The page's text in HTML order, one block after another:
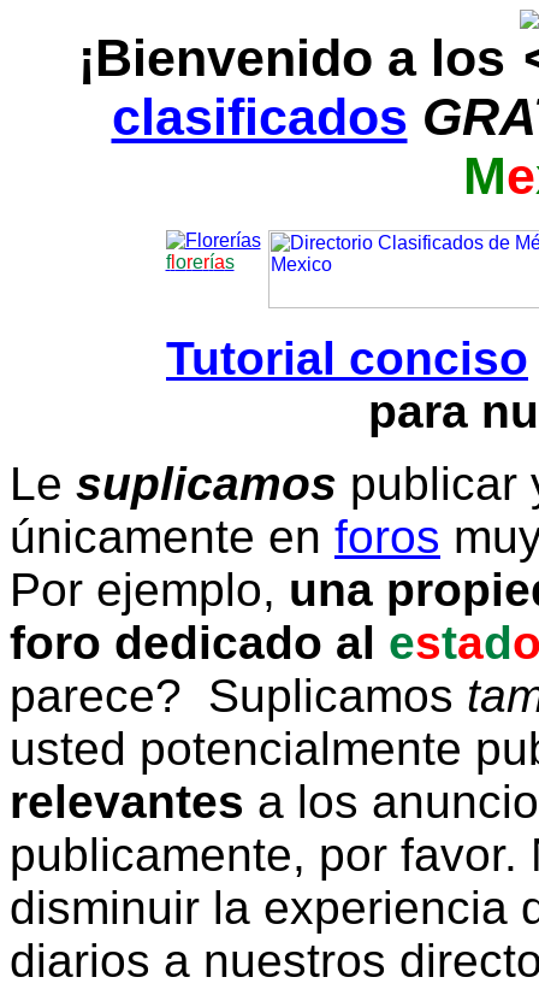
¡Bienvenido a los
clasificados
Me
florerías
Tutorial conciso
para
Le suplicamos publicar
únicamente en foros
Por ejemplo, una
foro dedicado al estad
parece? Suplicamos
usted potencialmente
relevantes a los
publicamente, por
disminuir la experiencia
diarios a nuestros